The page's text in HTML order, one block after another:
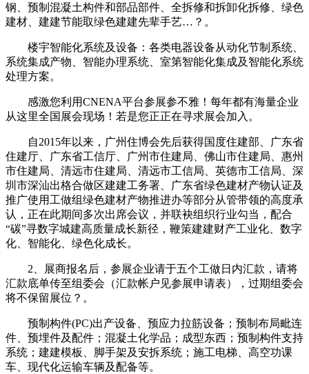
钢、预制混凝土构件和部品部件、全拆修和拆卸化拆修、绿色
建材、建建节能取绿色建建先辈手艺…？。
楼宇智能化系统及设备：各类电器设备从动化节制系统、
系统集成产物、智能办理系统、室第智能化集成及智能化系统
处理方案。
感激您利用CNENA平台参展参不雅！每年都有海量企业
从这里全国展会现场！若是您正正在寻求展会加入。
自2015年以来，广州住博会先后获得国度住建部、广东省
住建厅、广东省工信厅、广州市住建局、佛山市住建局、惠州
市住建局、清远市住建局、清远市工信局、英德市工信局、深
圳市深汕出格合做区建建工务署、广东省绿色建材产物认证及
推广使用工做组绿色建材产物推进办等部分从管带领的高度承
认，正在此期间多次出席会议，并联袂组织行业勾当，配合
“碳”寻数字城建高质量成长新径，鞭策建建财产工业化、数字
化、智能化、绿色化成长。
2、展商报名后，参展企业请于五个工做日内汇款，请将
汇款底单传至组委会（汇款帐户见参展申请表），过期组委会
将不保留展位？。
预制构件(PC)出产设备、预应力拉筋设备；预制布局毗连
件、预埋件及配件；混凝土化学品；成型东西；预制构件支持
系统；建建模板、脚手架及安拆系统；施工电梯、高空功课
车、现代化运输车辆及配备等。